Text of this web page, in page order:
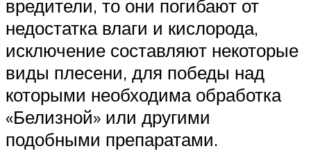
вредители, то они погибают от
недостатка влаги и кислорода,
исключение составляют некоторые
виды плесени, для победы над
которыми необходима обработка
«Белизной» или другими
подобными препаратами.